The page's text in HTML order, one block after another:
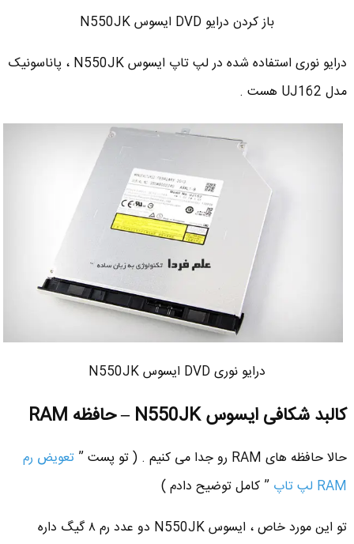
باز کردن درایو DVD ایسوس N550JK
درایو نوری استفاده شده در لپ تاپ ایسوس N550JK ، پاناسونیک
مدل UJ162 هست .
درایو نوری DVD ایسوس N550JK
کالبد شکافی ایسوس N550JK – حافظه RAM
حالا حافظه های RAM رو جدا می کنیم . ( تو پست ”
تعویض رم
RAM لپ تاپ
” کامل توضیح دادم )
تو این مورد خاص ، ایسوس N550JK دو عدد رم ۸ گیگ داره